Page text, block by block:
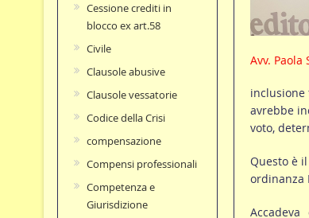
Avv. Paola
avrebbe
voto,
Questo è
ordinanza
Cessione crediti in
blocco ex art.58
Civile
Clausole abusive
Clausole vessatorie
Codice della Crisi
compensazione
Compensi professionali
Competenza e
Giurisdizione